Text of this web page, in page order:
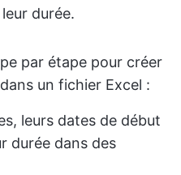
durée.
par étape pour créer
un fichier Excel :
leurs dates de début
durée dans des